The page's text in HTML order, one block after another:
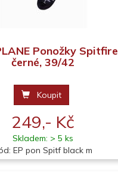
Ponožky Spitfire
černé, 39/42
Koupit
249,- Kč
Skladem: > 5 ks
EP pon Spitf black m